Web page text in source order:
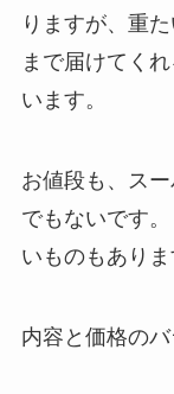
りますが、重
まで届けてく
います。
お値段も、ス
でもないです
いものもありま
内容と価格の